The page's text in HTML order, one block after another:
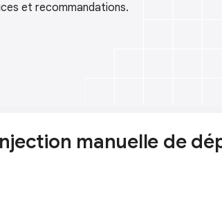
et recommandations.
manuelle de